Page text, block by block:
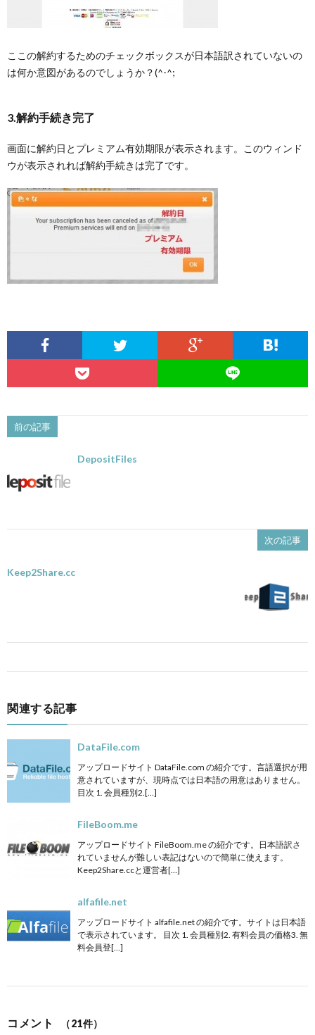
ここの解約するためのチェックボックスが日本語訳されていないの
は何か意図があるのでしょうか？(^-^;
3.解約手続き完了
画面に解約日とプレミアム有効期限が表示されます。このウィンド
ウが表示されれば解約手続きは完了です。
前の記事
DepositFiles
次の記事
Keep2Share.cc
関連する記事
DataFile.com
アップロードサイト DataFile.com の紹介です。言語選択が用
意されていますが、現時点では日本語の用意はありません。
目次 1. 会員種別2.[…]
FileBoom.me
アップロードサイト FileBoom.me の紹介です。日本語訳さ
れていませんが難しい表記はないので簡単に使えます。
Keep2Share.ccと運営者[…]
alfafile.net
アップロードサイト alfafile.net の紹介です。サイトは日本語
で表示されています。 目次 1. 会員種別2. 有料会員の価格3. 無
料会員登[…]
コメント （21件）